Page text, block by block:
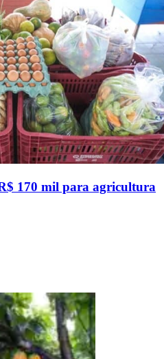
170 mil para agricultura